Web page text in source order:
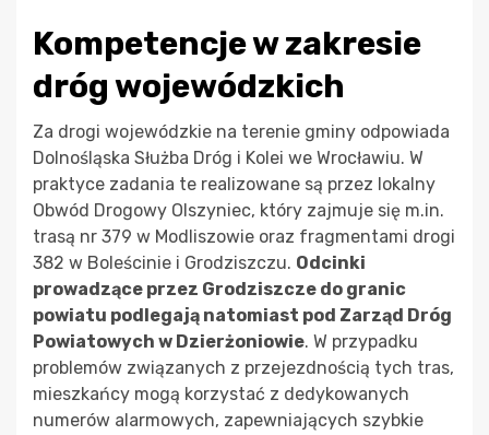
Kompetencje w zakresie
dróg wojewódzkich
Za drogi wojewódzkie na terenie gminy odpowiada
Dolnośląska Służba Dróg i Kolei we Wrocławiu. W
praktyce zadania te realizowane są przez lokalny
Obwód Drogowy Olszyniec, który zajmuje się m.in.
trasą nr 379 w Modliszowie oraz fragmentami drogi
382 w Boleścinie i Grodziszczu. Odcinki
prowadzące przez Grodziszcze do granic
powiatu podlegają natomiast pod Zarząd Dróg
Powiatowych w Dzierżoniowie. W przypadku
problemów związanych z przejezdnością tych tras,
mieszkańcy mogą korzystać z dedykowanych
numerów alarmowych, zapewniających szybkie